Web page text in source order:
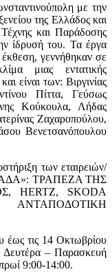
με την
της Ελλάδος και
και Παράδοσης
ίδρυσή του. Τα έργα
γεννήθηκαν σε
μιας εντατικής
είναι των: Βιργινίας
Πίττα, Γεύσως
Κούκουλα, Λήδας
Ζαχαροπούλου,
Βενετσανόπουλου
των εταιρειών/
ΤΡΑΠΕΖΑ ΤΗΣ
HERTZ, SKODA
ΑΝΤΑΠΟΔΟΤΙΚΗ
έως τις 14 Οκτωβρίου
Δευτέρα – Παρασκευή
9:00-14:00.